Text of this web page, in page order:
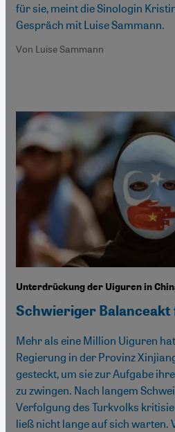
für sie, meint die Sinologin
Gespräch mit Luise Sammann.
Von Luise Sammann
Unterdrückung der Uiguren in
Schwieriger Balanceakt
Mehr als eine Million Uiguren
Regierung in der Provinz
gesteckt, um sie zur Aufgabe
zu zwingen. Nach langem
Verfolgung des Turkvolks
ließ nicht lange auf sich warten.